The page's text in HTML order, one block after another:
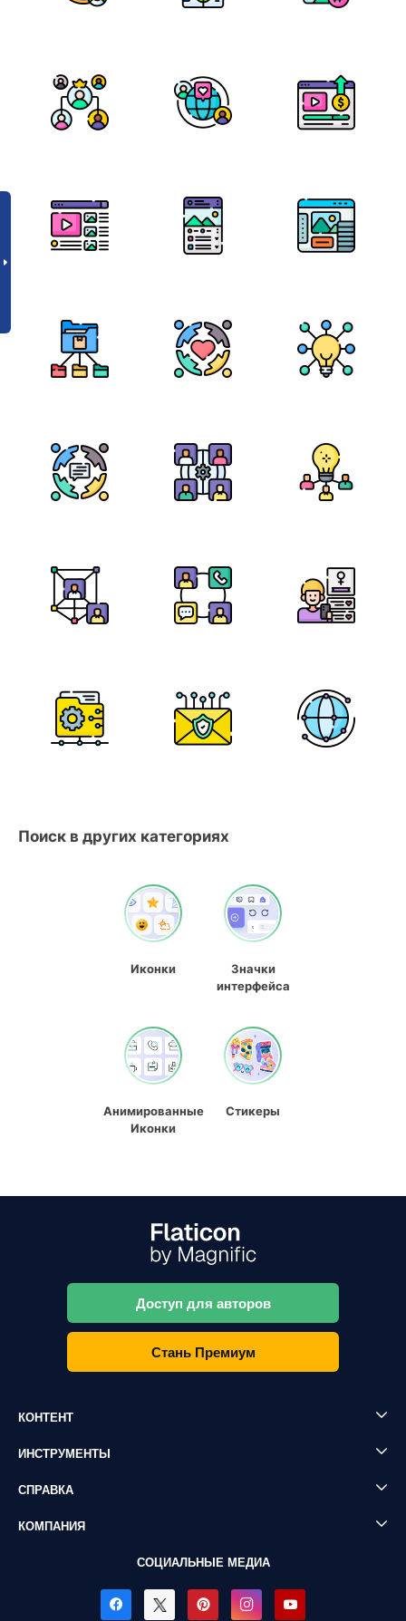
Поиск в других категориях
Иконки
Значки
интерфейса
Анимированные
Иконки
Стикеры
Доступ для авторов
Стань Премиум
КОНТЕНТ
ИНСТРУМЕНТЫ
СПРАВКА
КОМПАНИЯ
СОЦИАЛЬНЫЕ МЕДИА